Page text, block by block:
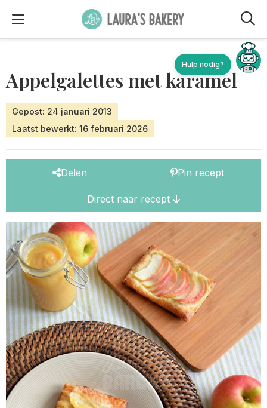
Appelgalettes met karamel
Gepost: 24 januari 2013
Laatst bewerkt: 16 februari 2026
Delen Pin recept
Direct naar recept